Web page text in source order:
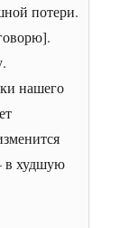
потери.
нашего
в худшую